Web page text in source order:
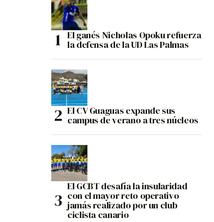
El ganés Nicholas Opoku refuerza
la defensa de la UD Las Palmas
El CV Guaguas expande sus
campus de verano a tres núcleos
El GCBT desafía la insularidad
con el mayor reto operativo
jamás realizado por un club
ciclista canario